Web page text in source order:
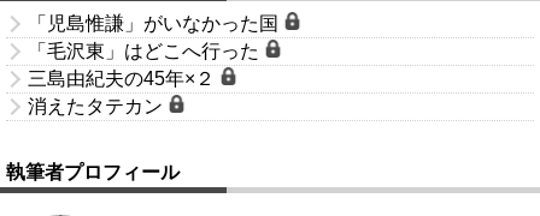
「児島惟謙」がいなかった国
「毛沢東」はどこへ行った
三島由紀夫の45年×２
消えたタテカン
執筆者プロフィール